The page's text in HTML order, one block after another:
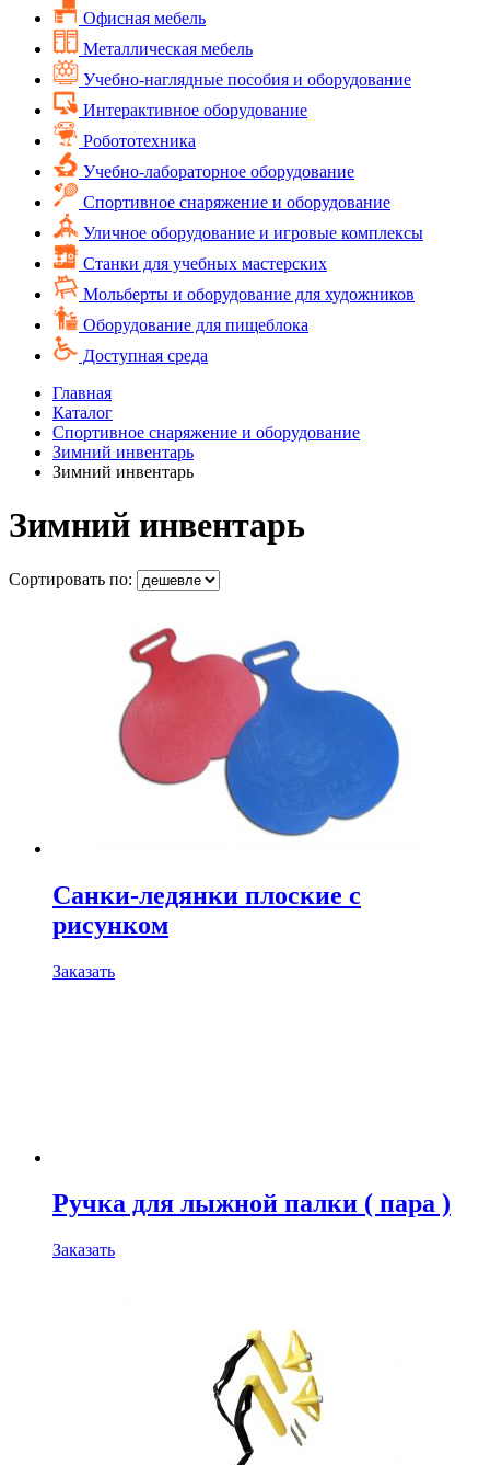
Офисная мебель
Металлическая мебель
Учебно-наглядные пособия и оборудование
Интерактивное оборудование
Робототехника
Учебно-лабораторное оборудование
Спортивное снаряжение и оборудование
Уличное оборудование и игровые комплексы
Cтанки для учебных мастерских
Мольберты и оборудование для художников
Оборудование для пищеблока
Доступная среда
Главная
Каталог
Спортивное снаряжение и оборудование
Зимний инвентарь
Зимний инвентарь
Зимний инвентарь
Сортировать по:
Санки-ледянки плоские с
рисунком
Заказать
Ручка для лыжной палки ( пара )
Заказать